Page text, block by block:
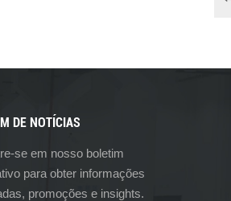
DE NOTÍCIAS
se em nosso boletim
para obter informações
promoções e insights.